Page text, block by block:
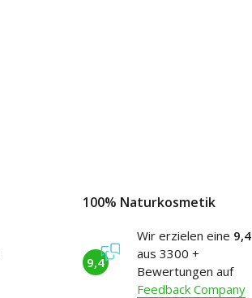
100% Naturkosmetik
9,4
Wir erzielen eine 9,4
aus 3300 +
Bewertungen auf
Feedback Company